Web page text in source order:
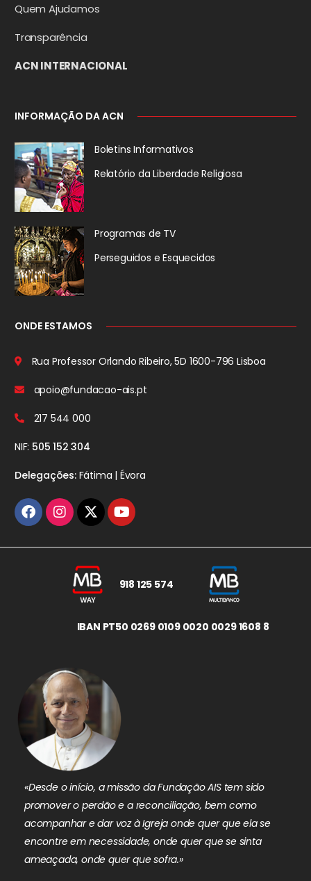
Quem Ajudamos
Transparência
ACN INTERNACIONAL
INFORMAÇÃO DA ACN
Boletins Informativos
Relatório da Liberdade Religiosa
Programas de TV
Perseguidos e Esquecidos
ONDE ESTAMOS
Rua Professor Orlando Ribeiro, 5D 1600-796 Lisboa
apoio@fundacao-ais.pt
217 544 000
NIF: 505 152 304
Delegações:Fátima | Évora
918 125 574
IBAN PT50 0269 0109 0020 0029 1608 8
«Desde o início, a missão da Fundação AIS tem sido
promover o perdão e a reconciliação, bem como
acompanhar e dar voz à Igreja onde quer que ela se
encontre em necessidade, onde quer que se sinta
ameaçada, onde quer que sofra.»